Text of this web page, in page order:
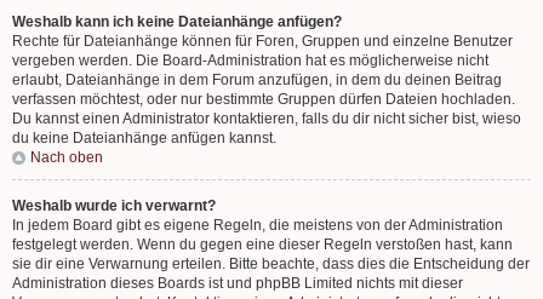
Weshalb kann ich keine Dateianhänge anfügen?
Rechte für Dateianhänge können für Foren, Gruppen und einzelne Benutzer
vergeben werden. Die Board-Administration hat es möglicherweise nicht
erlaubt, Dateianhänge in dem Forum anzufügen, in dem du deinen Beitrag
verfassen möchtest, oder nur bestimmte Gruppen dürfen Dateien hochladen.
Du kannst einen Administrator kontaktieren, falls du dir nicht sicher bist, wieso
du keine Dateianhänge anfügen kannst.
Nach oben
Weshalb wurde ich verwarnt?
In jedem Board gibt es eigene Regeln, die meistens von der Administration
festgelegt werden. Wenn du gegen eine dieser Regeln verstoßen hast, kann
sie dir eine Verwarnung erteilen. Bitte beachte, dass dies die Entscheidung der
Administration dieses Boards ist und phpBB Limited nichts mit dieser